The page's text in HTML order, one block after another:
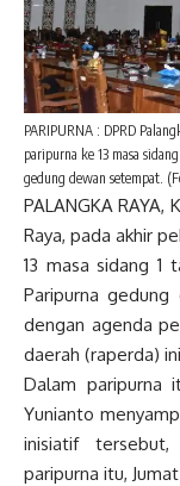
PARIPURNA : DPRD
paripurna ke 13 masa
gedung dewan setempat.
PALANGKA RAYA,
Raya, pada akhir
13 masa sidang 1
Paripurna
dengan agenda
daerah (raperda)
Dalam paripurna
Yunianto
inisiatif tersebut,
paripurna itu,